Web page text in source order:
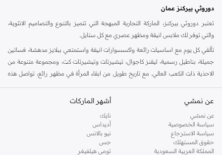
دوروثي بيركنز عمان
تعتبر دوروثي بيركنز، الماركة التجارية المبهجة التي تتميز بالتنوع والتصاميم الانثوية،
والتي توفر لك ملابس انيقة ومظهر عصري مع كل ستايل.
تألقي كل يوم مع اساسيات رائعة واكسسوارات انيقة واستمتعي ببلايز مدهشة، فساتين
جميلة، بناطيل رسمية، ليقنز كاجوال، تيشيرتات وتيشيرتات كت، ومجموعة متنوعة من
الاحذية ذات الكعب العالي. مع تاريخ طويل من ابقاء المرأة في مظهر رائع، تواصل هذه
كنت تقومين بتجديد خزانة ملابسك الملائمة للعمل، البحث عن فستان مثالي للحفلات او
اليه.
تسوقي دوروثي بيركنز اون لاين مسقط
تسوقي دوروثي بيركنز اون لاين من نمشي واستمتعي باكثر من الف ستايل من مجموعة
عن نمشي
عن نمشي
سياسة الخصوصية
سياسة الاسترجاع
حقوق المستهلك
المملكة العربية السعودية
أشهر الماركات
نايك
أديداس
نيو بالانس
جس
تومي هيلفيغر